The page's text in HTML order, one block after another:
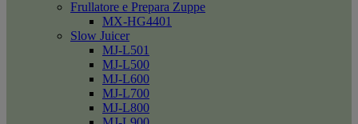
Frullatore e Prepara Zuppe
MX-HG4401
Slow Juicer
MJ-L501
MJ-L500
MJ-L600
MJ-L700
MJ-L800